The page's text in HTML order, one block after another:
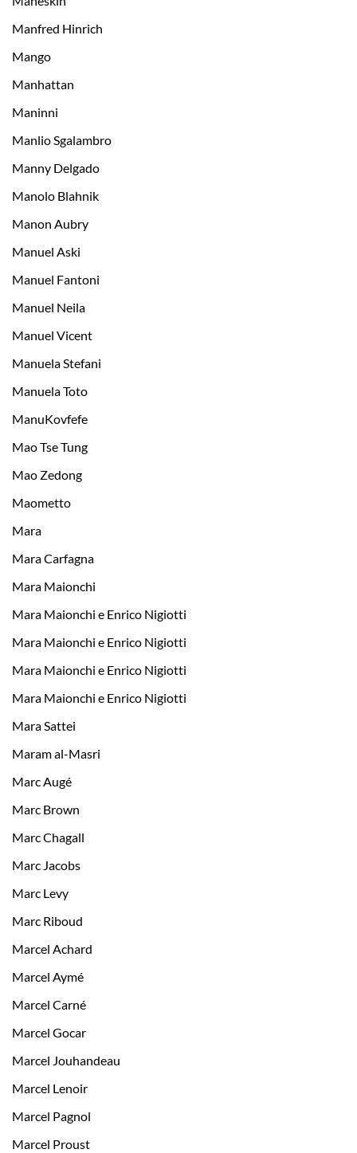
Manfred Hinrich
Mango
Manhattan
Maninni
Manlio Sgalambro
Manny Delgado
Manolo Blahnik
Manon Aubry
Manuel Aski
Manuel Fantoni
Manuel Neila
Manuel Vicent
Manuela Stefani
Manuela Toto
ManuKovfefe
Mao Tse Tung
Mao Zedong
Maometto
Mara
Mara Carfagna
Mara Maionchi
Mara Maionchi e Enrico Nigiotti
Mara Maionchi e Enrico Nigiotti
Mara Maionchi e Enrico Nigiotti
Mara Maionchi e Enrico Nigiotti
Mara Sattei
Maram al-Masri
Marc Augé
Marc Brown
Marc Chagall
Marc Jacobs
Marc Levy
Marc Riboud
Marcel Achard
Marcel Aymé
Marcel Carné
Marcel Gocar
Marcel Jouhandeau
Marcel Lenoir
Marcel Pagnol
Marcel Proust